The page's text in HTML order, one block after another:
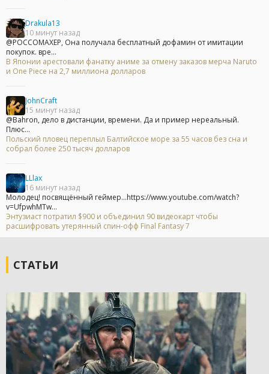
Drakula13
10 минут назад
@POCCOMAXEP, Она получала бесплатный дофамин от имитации
покупок. вре...
В Японии арестовали фанатку аниме за отмену заказов мерча Naruto
и One Piece на 2,7 миллиона долларов
JohnCraft
15 минут назад
@Bahron, дело в дистанции, времени. Да и пример нереальный.
Плюс...
Польский пловец переплыл Балтийское море за 55 часов без сна и
собрал более 250 тысяч долларов
LLlax
16 минут назад
Молодец! посвящённый геймер...https://www.youtube.com/watch?
v=UfpwhMTw...
Энтузиаст потратил $900 и объединил 90 видеокарт чтобы
расшифровать утерянный спин-офф Final Fantasy 7
СТАТЬИ